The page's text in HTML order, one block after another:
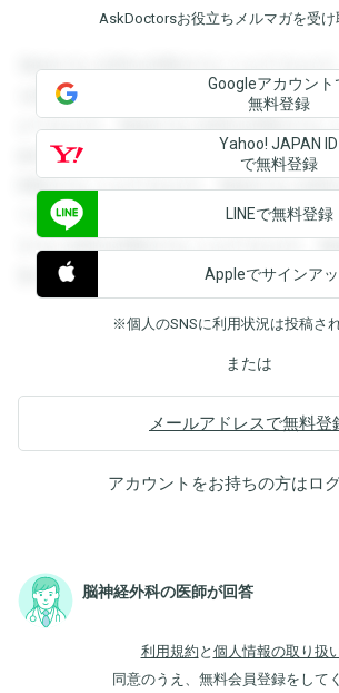
AskDoctorsお役立ちメルマガを受け
登録すると回答を閲覧することができます
を閲覧することができます。登録すると回
ができます。登録すると回答を閲覧するこ
録すると回答を閲覧することができます。
閲覧することができます。登録すると回答
できます。登録すると回答を閲覧すること
すると回答を閲覧することができます。登
覧することができます。
Googleアカウント
無料登録
Yahoo! JAPAN ID
で無料登録
LINEで無料登録
Appleでサインア
※個人のSNSに利用状況は投稿さ
または
メールアドレスで無料登
アカウントをお持ちの方はロ
脳神経外科の医師が回答
利用規約 と 個人情報の取り扱
同意のうえ、無料会員登録をして